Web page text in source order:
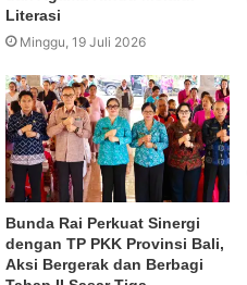
Literasi
Minggu, 19 Juli 2026
Bunda Rai Perkuat Sinergi
dengan TP PKK Provinsi Bali,
Aksi Bergerak dan Berbagi